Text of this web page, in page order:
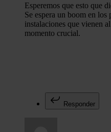
Esperemos que esto que
Se espera un boom en los
instalaciones que vienen
momento crucial.
Responder